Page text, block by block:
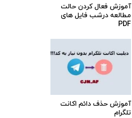
آموزش فعال کردن حالت
مطالعه درشب فایل های
PDF
آموزش حذف دائم اکانت
تلگرام